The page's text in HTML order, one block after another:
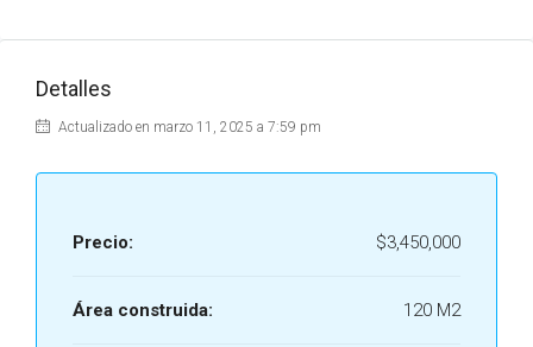
Detalles
Actualizado en marzo 11, 2025 a 7:59 pm
Precio: $3,450,000
Área construida: 120 M2